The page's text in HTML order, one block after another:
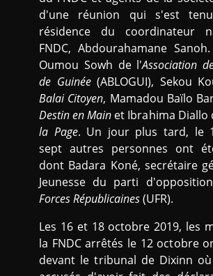
d'une réunion qui s'est
résidence du coordinateur
FNDC, Abdourahamane
Oumou Sowh de l'Association
de Guinée(ABLOGUI), Sekou
Balai Citoyen, Mamadou Baïlo
Destin en Main et Ibrahima Diallo
la Page. Un jour plus tard, le
sept autres personnes ont
dont Badara Koné, secrétaire
Jeunesse du parti d'opposition
Forces Républicaines(UFR).
Les 16 et 18 octobre 2019, les
la FNDC arrêtés le 12 octobre
devant le tribunal de Dixinn